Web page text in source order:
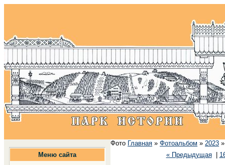
Меню сайта
Фото Главная »Фотоальбом »2023
« Предыдущая|